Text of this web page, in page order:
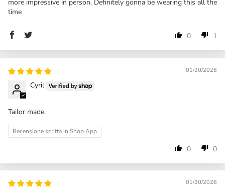
more impressive in person. Definitely gonna be wearing this all the
time
0 1
01/30/2026
Cyril
Tailor made.
Recensione scritta in Shop App
0 0
01/30/2026